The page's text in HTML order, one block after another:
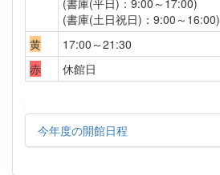
(書庫(平日)：9:00～17:00)
(書庫(土日祝日)：9:00～16:00)
黄
17:00～21:30
赤
休館日
今年度の開館日程